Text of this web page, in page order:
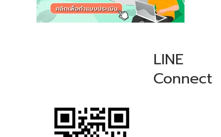
LINE
Connect